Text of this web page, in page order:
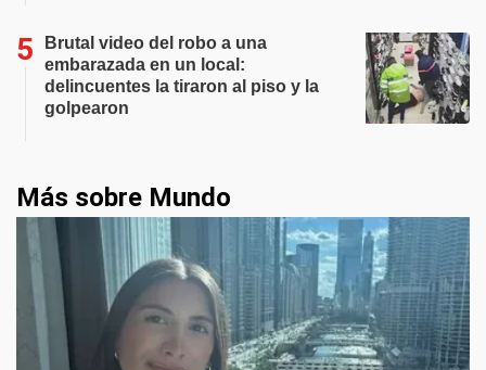
Brutal video del robo a una
embarazada en un local:
delincuentes la tiraron al piso y la
golpearon
Más sobre Mundo